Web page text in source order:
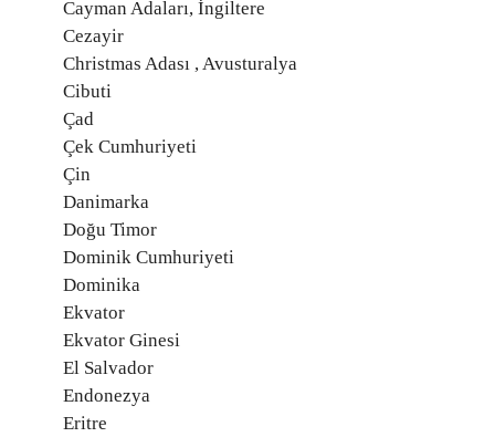
Cayman Adaları, İngiltere
Cezayir
Christmas Adası , Avusturalya
Cibuti
Çad
Çek Cumhuriyeti
Çin
Danimarka
Doğu Timor
Dominik Cumhuriyeti
Dominika
Ekvator
Ekvator Ginesi
El Salvador
Endonezya
Eritre